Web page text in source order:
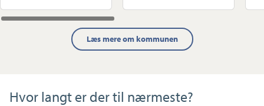
Læs mere om kommunen
Hvor langt er der til nærmeste?